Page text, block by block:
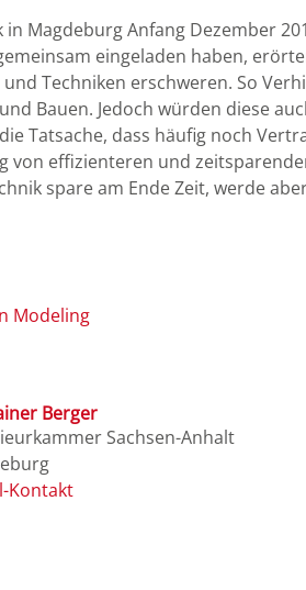
in Magdeburg Anfang Dezember
eingeladen haben,
Techniken erschweren. So
Bauen. Jedoch würden diese
Tatsache, dass häufig noch
von effizienteren und
spare am Ende Zeit, werde
Modeling
Berger
Sachsen-Anhalt